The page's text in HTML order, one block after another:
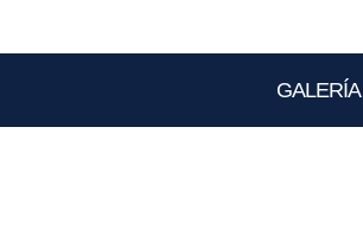
GALERÍA